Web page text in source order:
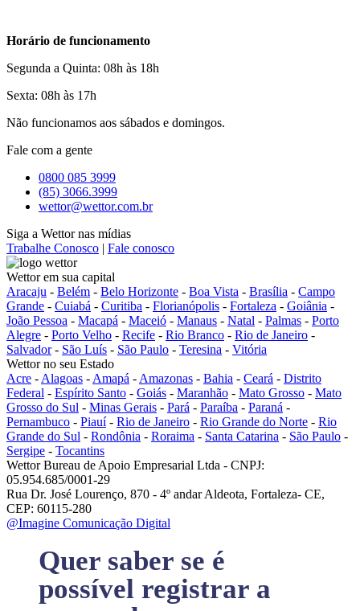
Horário de funcionamento
Segunda a Quinta: 08h às 18h
Sexta: 08h às 17h
Não funcionamos aos sábados e domingos.
Fale com a gente
0800 085 3999
(85) 3066.3999
wettor@wettor.com.br
Siga a Wettor nas mídias
Trabalhe Conosco | Fale conosco
Wettor em sua capital
Aracaju - Belém - Belo Horizonte - Boa Vista - Brasília - Campo
Grande - Cuiabá - Curitiba - Florianópolis - Fortaleza - Goiânia -
João Pessoa - Macapá - Maceió - Manaus - Natal - Palmas - Porto
Alegre - Porto Velho - Recife - Rio Branco - Rio de Janeiro -
Salvador- São Luís - São Paulo - Teresina - Vitória
Wettor no seu Estado
Acre - Alagoas - Amapá - Amazonas - Bahia - Ceará - Distrito
Federal - Espírito Santo - Goiás - Maranhão - Mato Grosso - Mato
Grosso do Sul - Minas Gerais - Pará - Paraíba - Paraná -
Pernambuco - Piauí- Rio de Janeiro - Rio Grande do Norte - Rio
Grande do Sul - Rondônia - Roraima - Santa Catarina - São Paulo -
Sergipe - Tocantins
Wettor Bureau de Apoio Empresarial Ltda - CNPJ:
05.954.685/0001-29
Rua Dr. José Lourenço, 870 - 4º andar Aldeota, Fortaleza- CE,
CEP: 60115-280
@Imagine Comunicação Digital
Quer saber se é
possível registrar a